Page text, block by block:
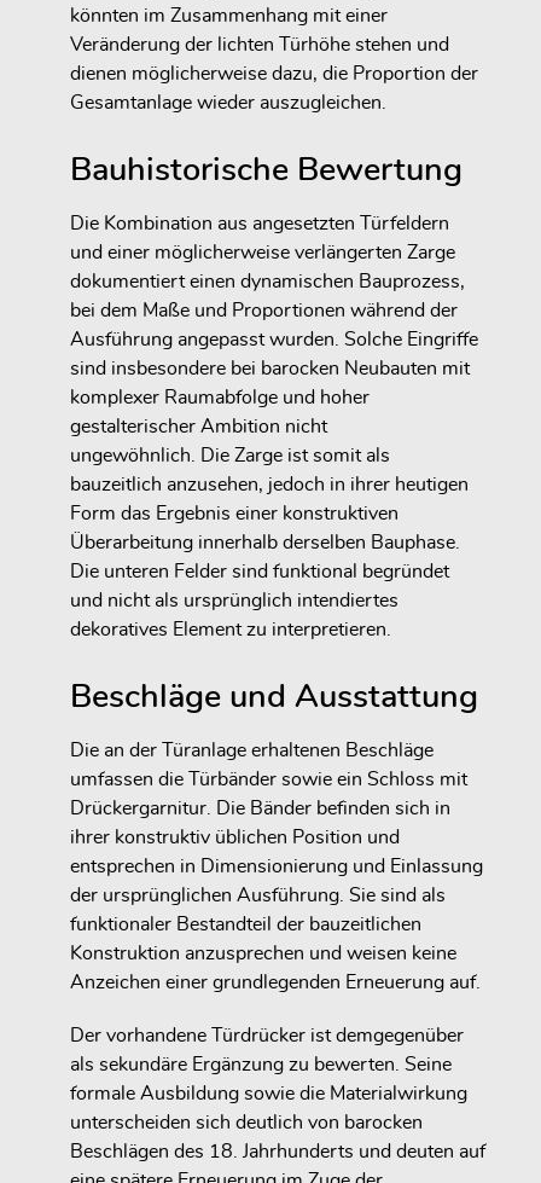
könnten im Zusammenhang mit einer
Veränderung der lichten Türhöhe stehen und
dienen möglicherweise dazu, die Proportion der
Gesamtanlage wieder auszugleichen.
Bauhistorische Bewertung
Die Kombination aus angesetzten Türfeldern
und einer möglicherweise verlängerten Zarge
dokumentiert einen dynamischen Bauprozess,
bei dem Maße und Proportionen während der
Ausführung angepasst wurden. Solche Eingriffe
sind insbesondere bei barocken Neubauten mit
komplexer Raumabfolge und hoher
gestalterischer Ambition nicht
ungewöhnlich. Die Zarge ist somit als
bauzeitlich anzusehen, jedoch in ihrer heutigen
Form das Ergebnis einer konstruktiven
Überarbeitung innerhalb derselben Bauphase.
Die unteren Felder sind funktional begründet
und nicht als ursprünglich intendiertes
dekoratives Element zu interpretieren.
Beschläge und Ausstattung
Die an der Türanlage erhaltenen Beschläge
umfassen die Türbänder sowie ein Schloss mit
Drückergarnitur. Die Bänder befinden sich in
ihrer konstruktiv üblichen Position und
entsprechen in Dimensionierung und Einlassung
der ursprünglichen Ausführung. Sie sind als
funktionaler Bestandteil der bauzeitlichen
Konstruktion anzusprechen und weisen keine
Anzeichen einer grundlegenden Erneuerung auf.
Der vorhandene Türdrücker ist demgegenüber
als sekundäre Ergänzung zu bewerten. Seine
formale Ausbildung sowie die Materialwirkung
unterscheiden sich deutlich von barocken
Beschlägen des 18. Jahrhunderts und deuten auf